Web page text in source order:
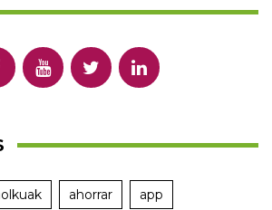
ahorrar app